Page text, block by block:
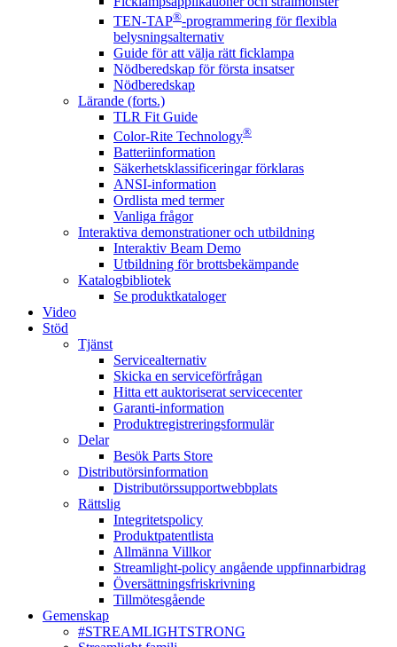
TEN-TAP®-programmering för flexibla
belysningsalternativ
Guide för att välja rätt ficklampa
Nödberedskap för första insatser
Nödberedskap
Lärande (forts.)
TLR Fit Guide
Color-Rite Technology®
Batteriinformation
Säkerhetsklassificeringar förklaras
ANSI-information
Ordlista med termer
Vanliga frågor
Interaktiva demonstrationer och utbildning
Interaktiv Beam Demo
Utbildning för brottsbekämpande
Katalogbibliotek
Se produktkataloger
Video
Stöd
Tjänst
Servicealternativ
Skicka en serviceförfrågan
Hitta ett auktoriserat servicecenter
Garanti-information
Produktregistreringsformulär
Delar
Besök Parts Store
Distributörsinformation
Distributörssupportwebbplats
Rättslig
Integritetspolicy
Produktpatentlista
Allmänna Villkor
Streamlight-policy angående uppfinnarbidrag
Översättningsfriskrivning
Tillmötesgående
Gemenskap
#STREAMLIGHTSTRONG